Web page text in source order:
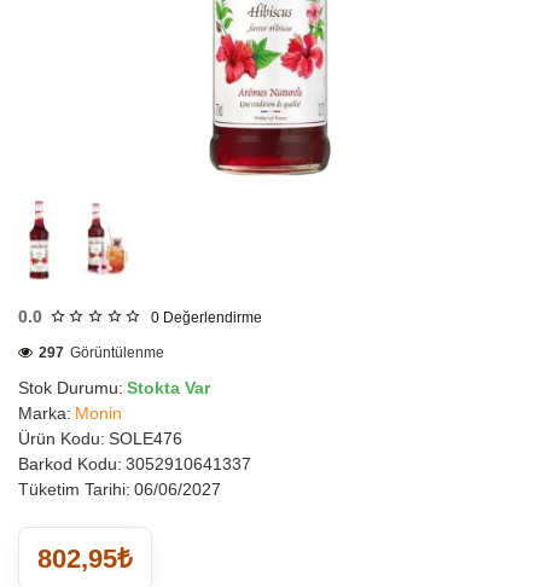
GÖNDERİ
0.0 0 Değerlendirme
Stok Durumu: Stokta Var
Marka: Monin
Ürün Kodu: SOLE476
Barkod Kodu: 3052910641337
Tüketim Tarihi: 06/06/2027
297 Görüntülenme
802,95₺